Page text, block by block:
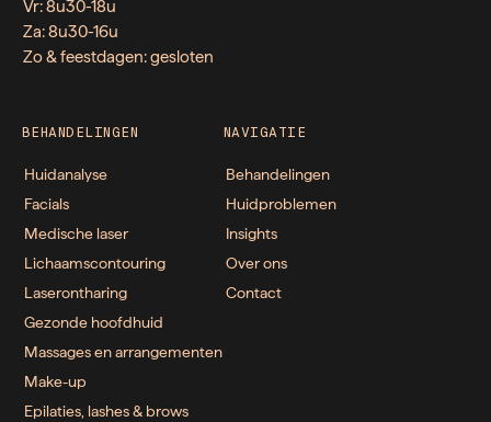
Vr: 8u30-18u
Za: 8u30-16u
Zo & feestdagen: gesloten
BEHANDELINGEN
Huidanalyse
Facials
Medische laser
Lichaamscontouring
Laserontharing
Gezonde hoofdhuid
Massages en arrangementen
Make-up
Epilaties, lashes & brows
NAVIGATIE
Behandelingen
Huidproblemen
Insights
Over ons
Contact